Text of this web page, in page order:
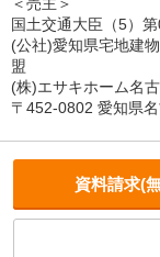
国土交通大臣（5）
(公社)愛知県宅地建
盟
(株)エサキホーム名
〒452-0802 愛知県
資料請求(